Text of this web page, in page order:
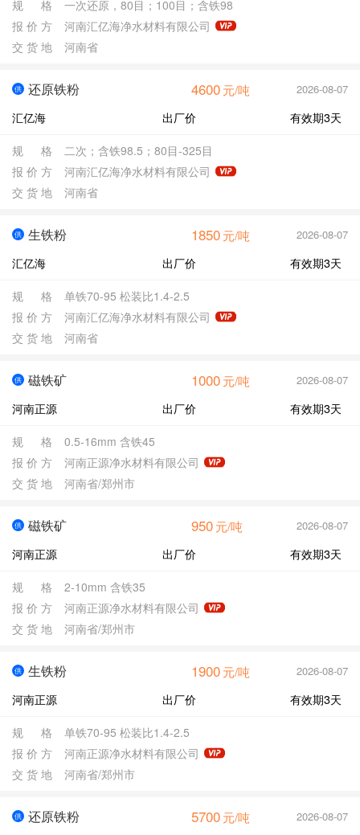
规 格
一次还原，80目；100目；含铁98
报 价 方
河南汇亿海净水材料有限公司
交 货 地 河南省
供 还原铁粉 4600元/吨 2026-08-07
汇亿海 出厂价 有效期3天
规 格
二次；含铁98.5；80目-325目
报 价 方
河南汇亿海净水材料有限公司
交 货 地 河南省
供 生铁粉 1850元/吨 2026-08-07
汇亿海 出厂价 有效期3天
规 格
单铁70-95 松装比1.4-2.5
报 价 方
河南汇亿海净水材料有限公司
交 货 地 河南省
供 磁铁矿 1000元/吨 2026-08-07
河南正源 出厂价 有效期3天
规 格
0.5-16mm 含铁45
报 价 方
河南正源净水材料有限公司
交 货 地 河南省/郑州市
供 磁铁矿 950元/吨 2026-08-07
河南正源 出厂价 有效期3天
规 格
2-10mm 含铁35
报 价 方
河南正源净水材料有限公司
交 货 地 河南省/郑州市
供 生铁粉 1900元/吨 2026-08-07
河南正源 出厂价 有效期3天
规 格
单铁70-95 松装比1.4-2.5
报 价 方
河南正源净水材料有限公司
交 货 地 河南省/郑州市
供 还原铁粉 5700元/吨 2026-08-07